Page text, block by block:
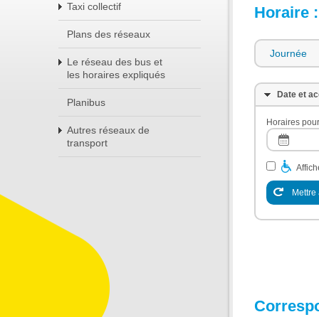
Taxi collectif
Plans des réseaux
Le réseau des bus et
les horaires expliqués
Planibus
Autres réseaux de
transport
Horaire :
Journée
Date et
Horaires